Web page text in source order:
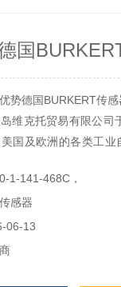
国
势德国BURKERT传感
维克托贸易有限公司
国及欧洲的各类工
1-141-468C，
感器
06-13